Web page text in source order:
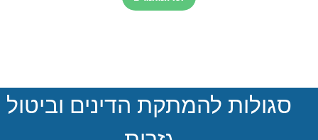
חדשות יהדות
הותר לפרסום: לוחמי מילואים
נהרגו בדרום לבנון